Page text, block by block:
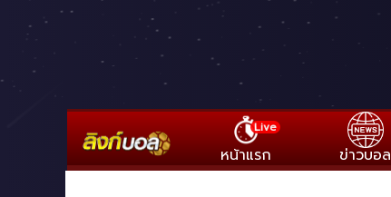
Live
หน้าแรก ข่าวบอล